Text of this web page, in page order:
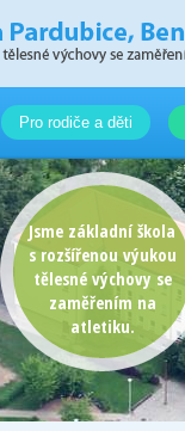
Pro rodiče a děti
Jsme základní škola
s rozšířenou výukou
tělesné výchovy se
zaměřením na
atletiku.